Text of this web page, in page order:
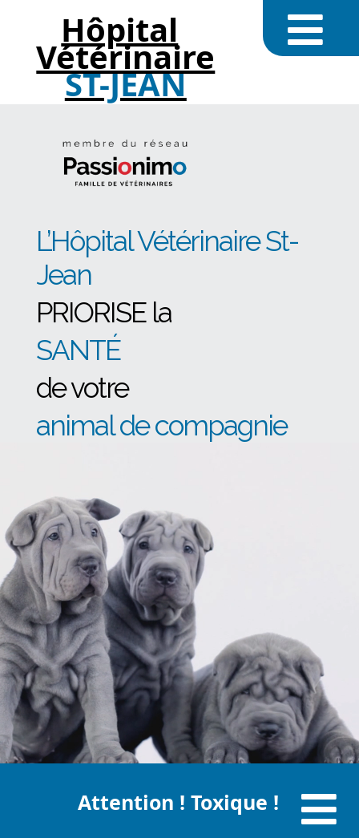
Hôpital
Vétérinaire
ST-JEAN
L’Hôpital Vétérinaire St-
Jean
PRIORISE la
SANTÉ
de votre
animal de compagnie
Attention ! Toxique !